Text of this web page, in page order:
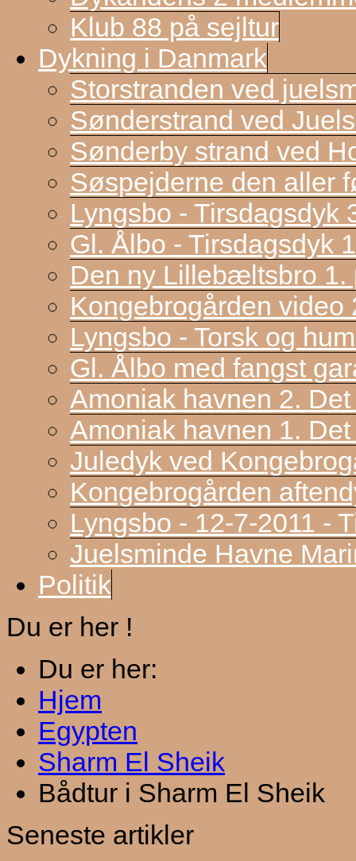
Klub 88 på sejltur
Dykning i Danmark
Storstranden ved
Sønderstrand ved
Sønderby strand ved
Søspejderne den aller
Lyngsbo - Tirsdagsdyk
Gl. Ålbo - Tirsdagsdyk
Den ny Lillebæltsbro 1.
Kongebrogården video
Lyngsbo - Torsk og
Gl. Ålbo med fangst
Amoniak havnen 2.
Amoniak havnen 1.
Juledyk ved
Kongebrogården
Lyngsbo - 12-7-2011 -
Juelsminde Havne
Politik
Du er her !
Du er her:
Hjem
Egypten
Sharm El Sheik
Bådtur i Sharm El Sheik
Seneste artikler